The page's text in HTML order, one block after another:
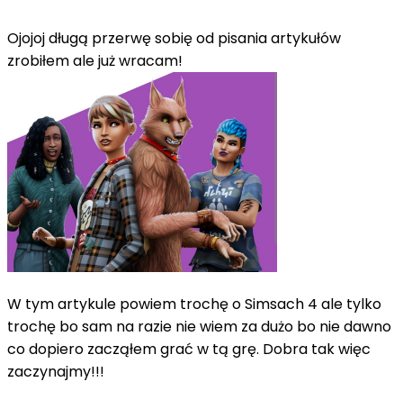
Ojojoj długą przerwę sobię od pisania artykułów
zrobiłem ale już wracam!
W tym artykule powiem trochę o Simsach 4 ale tylko
trochę bo sam na razie nie wiem za dużo bo nie dawno
co dopiero zacząłem grać w tą grę. Dobra tak więc
zaczynajmy!!!